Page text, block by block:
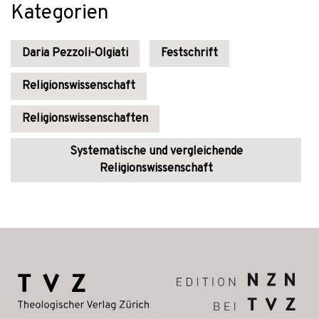
Kategorien
Daria Pezzoli-Olgiati Festschrift
Religionswissenschaft
Religionswissenschaften
Systematische und vergleichende
Religionswissenschaft